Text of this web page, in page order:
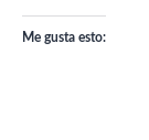
Me gusta esto: